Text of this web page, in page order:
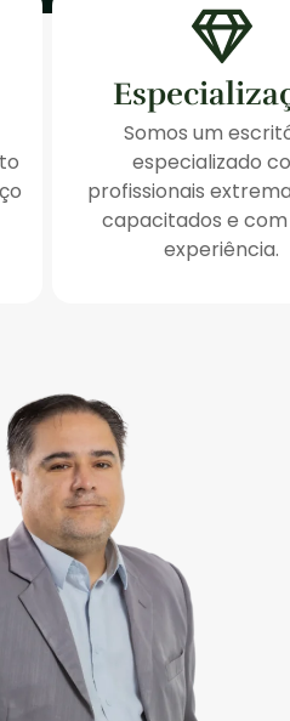
Somos um
especializado
profissionais
capacitados e
experiência.